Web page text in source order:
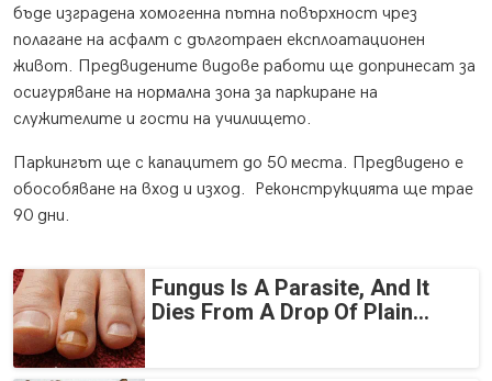
бъде изградена хомогенна пътна повърхност чрез
полагане на асфалт с дълготраен експлоатационен
живот. Предвидените видове работи ще допринесат за
осигуряване на нормална зона за паркиране на
служителите и гости на училището.
Паркингът ще с капацитет до 50 места. Предвидено е
обособяване на вход и изход. Реконструкцията ще трае
90 дни.
Fungus Is A Parasite, And It
Dies From A Drop Of Plain...